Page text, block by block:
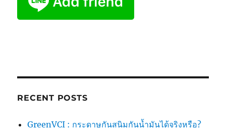
RECENT POSTS
GreenVCI : กระดาษกันสนิมกันน้ำมันได้จริงหรือ?